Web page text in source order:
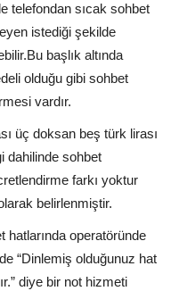
telefondan sıcak sohbet
istediği şekilde
başlık altında
olduğu gibi sohbet
vardır.
üç doksan beş türk lirası
dahilinde sohbet
farkı yoktur
belirlenmiştir.
hatlarında operatöründe
“Dinlemiş olduğunuz hat
diye bir not hizmeti